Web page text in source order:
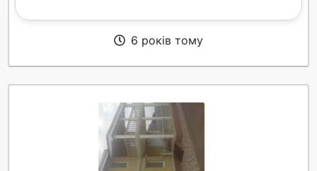
6 років тому